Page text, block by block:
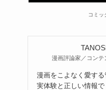
コミッ
漫画評論家／コンテ
漫画をこよなく愛する
実体験と正しい情報で